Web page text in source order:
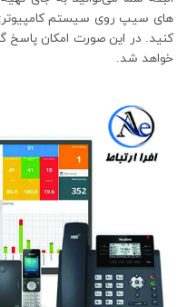
های سیپ روی سیستم
کنید. در این صورت امکان پاسخ
خواهد شد.